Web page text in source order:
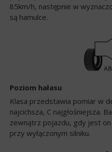
85km/h, następnie w
są hamulce.
Poziom hałasu
Klasa przedstawia pomiar w
najcichsza, C najgłośniejsza.
zewnątrz pojazdu, gdy jest
przy wyłączonym silniku.